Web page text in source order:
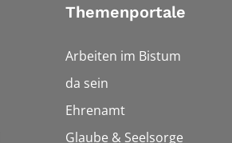
Themenportale
Arbeiten im Bistum
da sein
Ehrenamt
Glaube & Seelsorge